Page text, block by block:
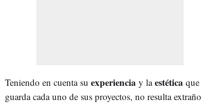
Teniendo en cuenta su experiencia y laestética que
guarda cada uno de sus proyectos, no resulta extraño